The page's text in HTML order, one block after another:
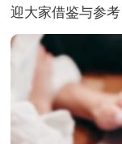
迎大家借鉴与参